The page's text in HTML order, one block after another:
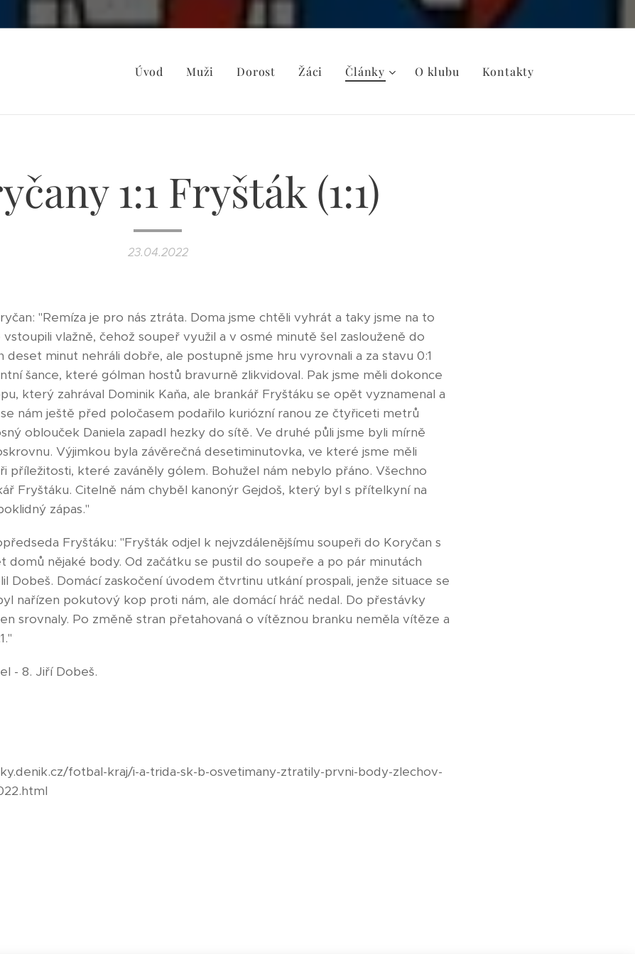
Úvod Muži Dorost Žáci Články O klubu Kontakty
1:1 Fryšták (1:1)
23.04.2022
"Remíza je pro nás ztráta. Doma jsme chtěli vyhrát a taky jsme na to
vlažně, čehož soupeř využil a v osmé minutě šel zaslouženě do
deset minut nehráli dobře, ale postupně jsme hru vyrovnali a za stavu 0:1
šance, které gólman hostů bravurně zlikvidoval. Pak jsme měli dokonce
který zahrával Dominik Kaňa, ale brankář Fryštáku se opět vyznamenal a
nám ještě před poločasem podařilo kuriózní ranou ze čtyřiceti metrů
oblouček Daniela zapadl hezky do sítě. Ve druhé půli jsme byli mírně
Výjimkou byla závěrečná desetiminutovka, ve které jsme měli
příležitosti, které zaváněly gólem. Bohužel nám nebylo přáno. Všechno
Fryštáku. Citelně nám chyběl kanonýr Gejdoš, který byl s přítelkyní na
zápas."
Fryštáku: "Fryšták odjel k nejvzdálenějšímu soupeři do Koryčan s
domů nějaké body. Od začátku se pustil do soupeře a po pár minutách
Dobeš. Domácí zaskočení úvodem čtvrtinu utkání prospali, jenže situace se
nařízen pokutový kop proti nám, ale domácí hráč nedal. Do přestávky
srovnaly. Po změně stran přetahovaná o vítěznou branku neměla vítěze a
- 8. Jiří Dobeš.
fotbal-kraj/i-a-trida-sk-b-osvetimany-ztratily-prvni-body-zlechov-